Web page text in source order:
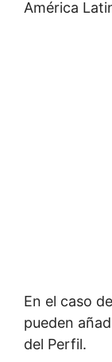
América
En el caso
pueden
del Perfil.